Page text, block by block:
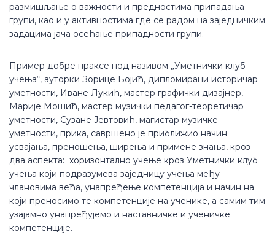
размишљање о важности и предностима припадања
групи, као и у активностима где се радом на заједничким
задацима јача осећање припадности групи.
Пример добре праксе под називом „Уметнички клуб
учења“, ауторки Зорице Бојић, дипломирани историчар
уметности, Иване Лукић, мастер графички дизајнер,
Марије Мошић, мастер музички педагог-теоретичар
уметности, Сузане Јевтовић, магистар музичке
уметности, прика, савршено је приближио начин
усвајања, преношења, ширења и примене знања, кроз
два аспекта: хоризонтално учење кроз Уметнички клуб
учења који подразумева заједницу учења међу
члановима већа, унапређење компетенција и начин на
који преносимо те компетенције на ученике, а самим тим
узајамно унапређујемо и наставничке и ученичке
компетенције.